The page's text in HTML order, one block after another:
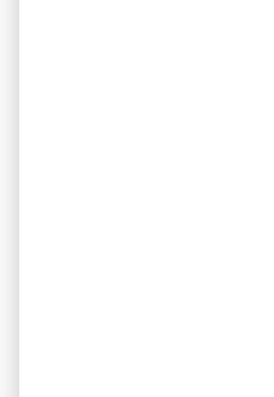
Veillez à toujours
en suivant
cette notice ou les
médecin ou
votre médecin ou
Cette présentation
à l'enfant à partir de
En cas de douleur,
poids est
La posologie